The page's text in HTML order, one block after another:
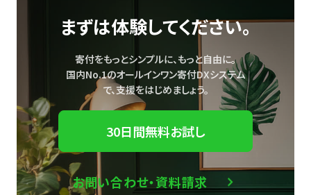
まずは体験してください。
寄付をもっとシンプルに、もっと自由に。
国内No.1のオールインワン寄付DXシステム
で、支援をはじめましょう。
30日間無料お試し
お問い合わせ・資料請求